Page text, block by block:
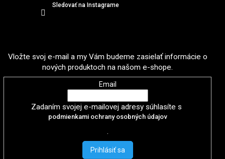
Sledovať na Instagrame
Vložte svoj e-mail a my Vám budeme zasielať informácie o
nových produktoch na našom e-shope.
Email
Zadaním svojej e-mailovej adresy súhlasíte s
podmienkami ochrany osobných údajov
.
Prihlásiť sa